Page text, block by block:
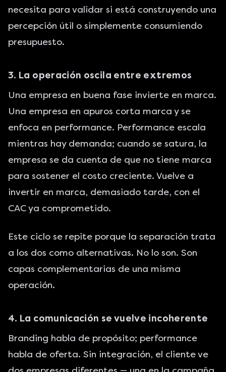
necesita para validar si está construyendo una
percepción útil o simplemente consumiendo
presupuesto.
3. La operación oscila entre extremos
Una empresa en buena fase invierte en marca.
Una empresa en apuros corta marca y se
enfoca en performance. Performance escala
mientras hay demanda; cuando se satura, la
empresa se da cuenta de que no tiene marca
para sostener el costo creciente. Vuelve a
invertir en marca, demasiado tarde, con el
CAC ya comprometido.
Este ciclo se repite porque la separación trata
a los dos como alternativas. No lo son. Son
capas complementarias de una misma
operación.
4. La comunicación se vuelve incoherente
Branding habla de propósito; performance
habla de oferta. Sin integración, el cliente ve